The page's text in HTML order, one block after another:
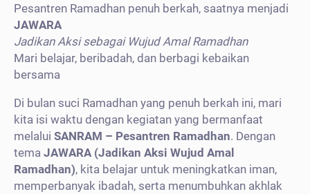
Pesantren Ramadhan penuh berkah, saatnya menjadi
JAWARA
Jadikan Aksi sebagai Wujud Amal Ramadhan
Mari belajar, beribadah, dan berbagi kebaikan
bersama
Di bulan suci Ramadhan yang penuh berkah ini, mari
kita isi waktu dengan kegiatan yang bermanfaat
melalui SANRAM – Pesantren Ramadhan. Dengan
tema JAWARA (Jadikan Aksi Wujud Amal
Ramadhan), kita belajar untuk meningkatkan iman,
memperbanyak ibadah, serta menumbuhkan akhlak